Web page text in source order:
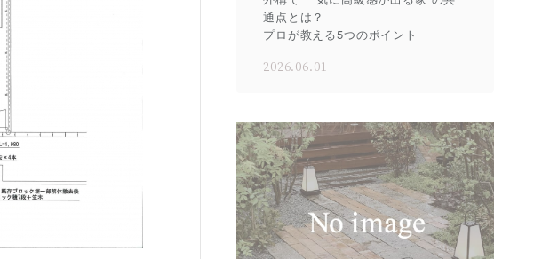
通点とは？
プロが教える5つのポイント
2026.06.01